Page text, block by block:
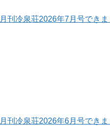
刊冷泉荘2026年7月号でき
刊冷泉荘2026年6月号でき